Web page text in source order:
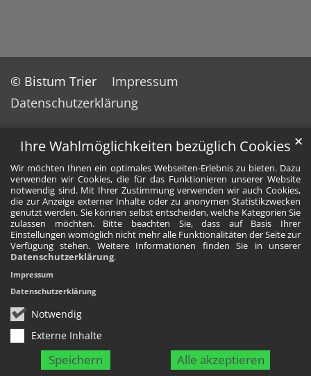
Ihre Wahlmöglichkeiten bezüglich Cookies
Wir möchten Ihnen ein optimales Webseiten-Erlebnis zu bieten. Dazu
verwenden wir Cookies, die für das Funktionieren unserer Website
notwendig sind. Mit Ihrer Zustimmung verwenden wir auch Cookies,
die zur Anzeige externer Inhalte oder zu anonymen Statistikzwecken
genutzt werden. Sie können selbst entscheiden, welche Kategorien Sie
zulassen möchten. Bitte beachten Sie, dass auf Basis Ihrer
Einstellungen womöglich nicht mehr alle Funktionalitäten der Seite zur
Verfügung stehen. Weitere Informationen finden Sie in unserer
Datenschutzerklärung.
Notwendig
Externe Inhalte
Speichern Alle akzeptieren
✕
Impressum
Datenschutzerklärung
© Bistum Trier
Impressum
Datenschutzerklärung